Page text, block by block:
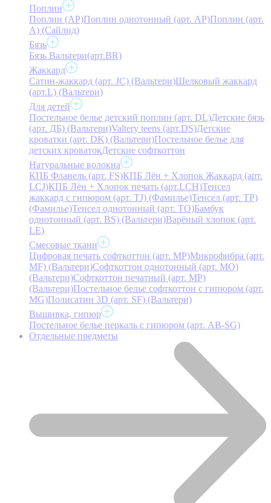
Поплин
Поплин (AP)Поплин однотонный (арт. AP)Поплин (арт.
А) (Сайлид)
Бязь
Бязь Вальтери(арт.BR)
Жаккард
Сатин-жаккард (арт. JC) (Вальтери)Шелковый жаккард
(арт.L) (Вальтери)
Для детей
Постельное белье детский поплин (арт. DL)Детские бязь
(арт. ДБ) (Вальтери)Valtery teens (арт.DS)Детские
кроватки (арт. DK) (Вальтери)Постельное белье для
детских кроватокДетские софткоттон
Натуральные волокна
КПБ Фланель (арт. FS)КПБ Лён + Хлопок Жаккард (арт.
LCJ)КПБ Лён + Хлопок печать (арт.LCH)Тенсел
жаккард с гипюром (арт. TJ) (Фамилье)Тенсел (арт. ТР)
(Фамилье)Тенсел однотонный (арт. TO)Бамбук
однотонный (арт. BS) (Вальтери)Варёный хлопок (арт.
LE)
Смесовые ткани
Цифровая печать софткоттон (арт. MP)Микрофибра (арт.
MF) (Вальтери)Софткоттон однотонный (арт. MO)
(Вальтери)Софткоттон печатный (арт. MР)
(Вальтери)Постельное белье софткоттон с гипюром (арт.
MG)Полисатин 3D (арт. SF) (Вальтери)
Вышивка, гипюр
Постельное белье перкаль с гипюром (арт. AB-SG)
Отдельные предметы